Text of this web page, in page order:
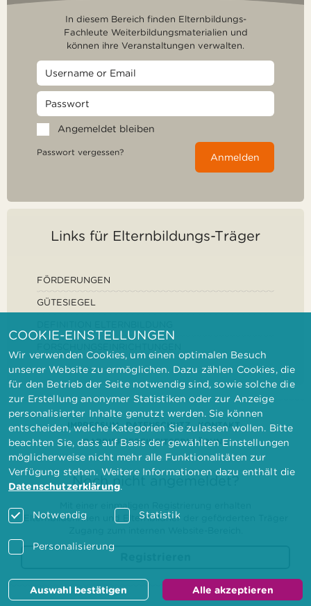
In diesem Bereich finden Elternbildungs-
Fachleute Weiterbildungsmaterialien und
können ihre Veranstaltungen verwalten.
Angemeldet bleiben
Passwort vergessen? Anmelden
Links für Elternbildungs-Träger
FÖRDERUNGEN
GÜTESIEGEL
IMPRESSUM DATENSCHUTZ
KONTAKT
BARRIEREFREIHEITSERKLÄRUNG
Noch nicht angemeldet?
Mit einer einmaligen Registrierung erhalten
Elternbilderinnen und Elternbildner der geförderten Träger
COOKIE-EINSTELLUNGEN
Wir verwenden Cookies, um einen optimalen Besuch
unserer Website zu ermöglichen. Dazu zählen Cookies, die
für den Betrieb der Seite notwendig sind, sowie solche die
zur Erstellung anonymer Statistiken oder zur Anzeige
personalisierter Inhalte genutzt werden. Sie können
entscheiden, welche Kategorien Sie zulassen wollen. Bitte
beachten Sie, dass auf Basis der gewählten Einstellungen
möglicherweise nicht mehr alle Funktionalitäten zur
Verfügung stehen. Weitere Informationen dazu enthält die
Datenschutzerklärung.
Notwendig Statistik
Personalisierung
Auswahl bestätigen Alle akzeptieren